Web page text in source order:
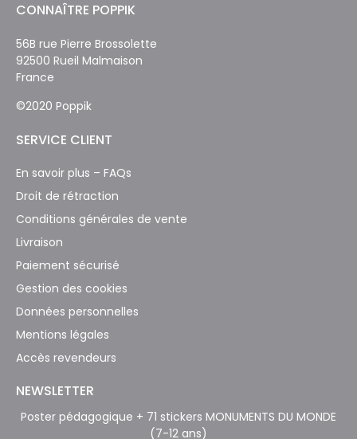
Poster pédagogique + 71 stickers MONUMENTS DU MONDE
(7-12 ans)
CONNAÎTRE POPPIK
56B rue Pierre Brossolette
92500 Rueil Malmaison
France
©2020 Poppik
SERVICE CLIENT
En savoir plus – FAQs
Droit de rétraction
Conditions générales de vente
Livraison
Paiement sécurisé
Gestion des cookies
Données personnelles
Mentions légales
Accès revendeurs
NEWSLETTER
Abonnez-vous maintenant pour des offres exclusives